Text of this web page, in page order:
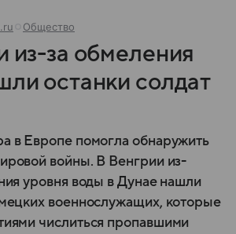
Общество
из-за обмеления
останки солдат
в Европе помогла обнаружить
войны. В Венгрии из-
уровня воды в Дунае нашли
военнослужащих, которые
числиться пропавшими